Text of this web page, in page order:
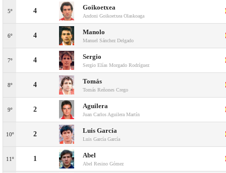
5º 4 Goikoetxea
Andoni Goikoetxea Olaskoaga
6º 4 Manolo
Manuel Sánchez Delgado
7º 4 Sergio
Sergio Elías Morgado Rodríguez
8º 4 Tomás
Tomás Reñones Crego
9º 2 Aguilera
Juan Carlos Aguilera Martín
10º 2 Luis García
Luis García García
11º 1 Abel
Abel Resino Gómez